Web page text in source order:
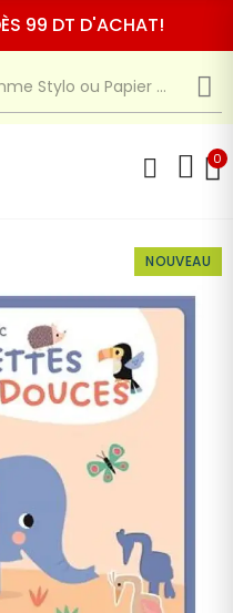
99 DT D'ACHAT!
0
NOUVEAU